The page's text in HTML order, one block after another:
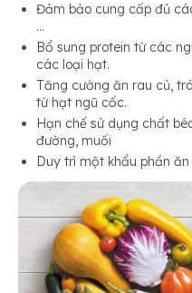
Đảm bảo cung cấp đủ
…
Bổ sung protein từ các
các loại hạt.
Tăng cường ăn rau củ,
từ hạt ngũ cốc.
Hạn chế sử dụng chất
đường, muối
Duy trì một khẩu phần ăn